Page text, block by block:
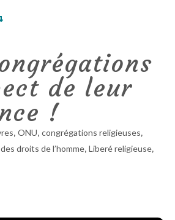
de leur
!
, ONU, congrégations religieuses,
droits de l’homme, Liberé religieuse,